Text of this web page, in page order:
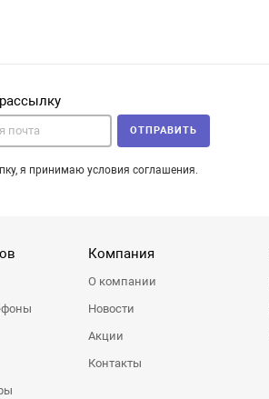
я принимаю условия соглашения.
ОТПРАВИТЬ
Компания
О компании
Новости
Акции
Контакты